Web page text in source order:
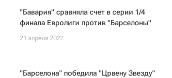
"Бавария" сравняла счет в серии 1/4
финала Евролиги против "Барселоны"
21 апреля 2022
"Барселона" победила "Црвену Звезду"